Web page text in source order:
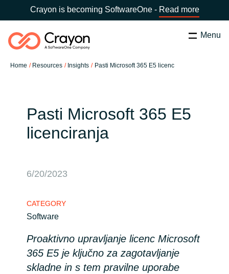
Crayon is becoming SoftwareOne - Read more
Menu
Home Resources Insights Pasti Microsoft 365 E5 licenc
Global site
Bulgaria
Czechia
Search Zapri
Resources
Career
Channel partner
Pasti Microsoft 365 E5
licenciranja
6/20/2023
CATEGORY
Software
Proaktivno upravljanje licenc Microsoft
365 E5 je ključno za zagotavljanje
skladne in s tem pravilne uporabe